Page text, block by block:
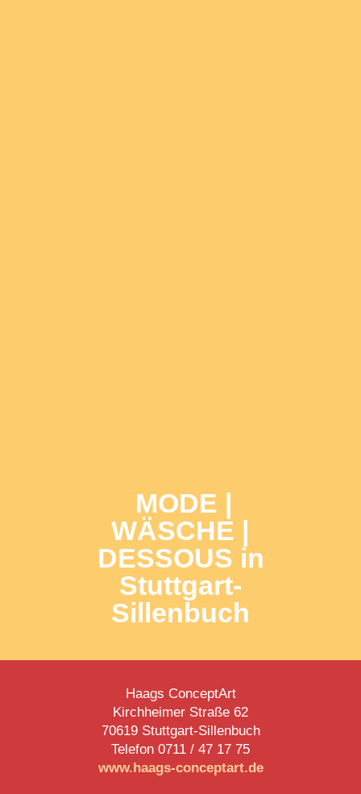
MODE |
WÄSCHE |
DESSOUS in
Stuttgart-
Sillenbuch
Haags ConceptArt
Kirchheimer Straße 62
70619 Stuttgart-Sillenbuch
Telefon 0711 / 47 17 75
www.haags-conceptart.de